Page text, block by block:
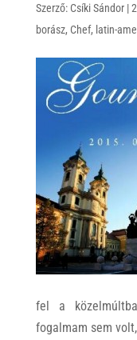
s
A
p
r
b
o
Szerző: Csíki Sándor|
borász, Chef, latin-
fel a
fogalmam sem